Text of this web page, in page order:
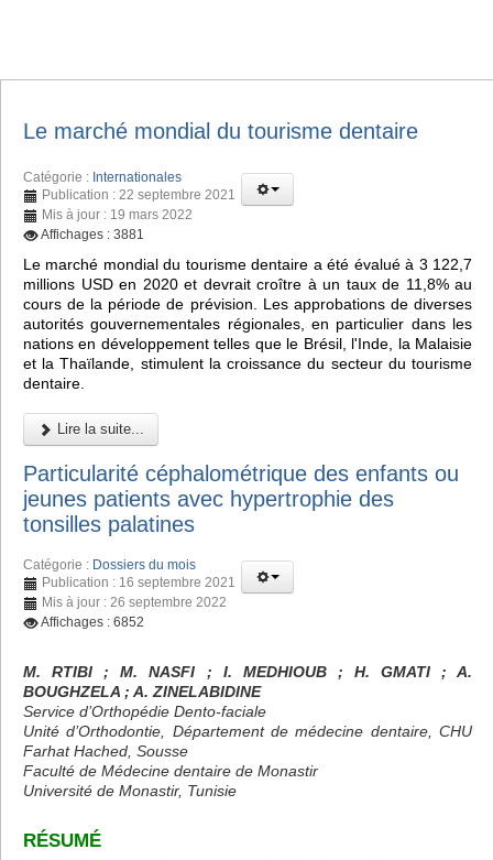
Le marché mondial du tourisme dentaire
Catégorie : Internationales
Publication : 22 septembre 2021
Mis à jour : 19 mars 2022
Affichages : 3881
Le marché mondial du tourisme dentaire a été évalué à 3 122,7
millions USD en 2020 et devrait croître à un taux de 11,8% au
cours de la période de prévision. Les approbations de diverses
autorités gouvernementales régionales, en particulier dans les
nations en développement telles que le Brésil, l'Inde, la Malaisie
et la Thaïlande, stimulent la croissance du secteur du tourisme
dentaire.
Lire la suite...
Particularité céphalométrique des enfants ou
jeunes patients avec hypertrophie des
tonsilles palatines
Catégorie : Dossiers du mois
Publication : 16 septembre 2021
Mis à jour : 26 septembre 2022
Affichages : 6852
M. RTIBI ; M. NASFI ; I. MEDHIOUB ; H. GMATI
; A.
BOUGHZELA ; A. ZINELABIDINE
Service d’Orthopédie Dento-faciale
Unité d’Orthodontie, Département de médecine dentaire, CHU
Farhat Hached, Sousse
Faculté de Médecine dentaire de Monastir
Université de Monastir, Tunisie
RÉSUMÉ